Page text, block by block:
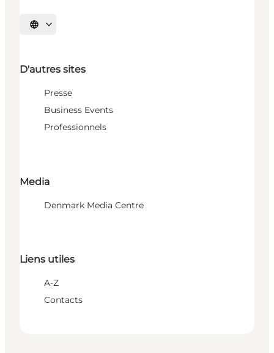
Choisissez la langue
D'autres sites
Presse
Business Events
Professionnels
Media
Denmark Media Centre
Liens utiles
A-Z
Contacts